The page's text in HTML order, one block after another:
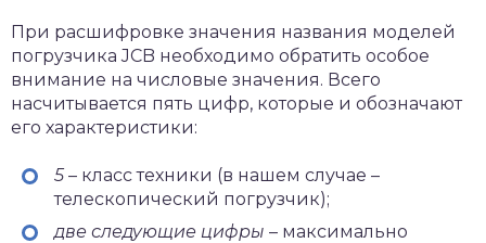
При расшифровке значения названия моделей
погрузчика JCB необходимо обратить особое
внимание на числовые значения. Всего
насчитывается пять цифр, которые и обозначают
его характеристики:
5– класс техники (в нашем случае –
телескопический погрузчик);
две следующие цифры – максимально